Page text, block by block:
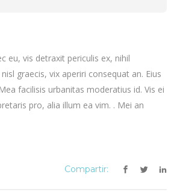
eu, vis detraxit periculis ex, nihil
graecis, vix aperiri consequat an. Eius
facilisis urbanitas moderatius id. Vis ei
pro, alia illum ea vim. . Mei an
Compartir: